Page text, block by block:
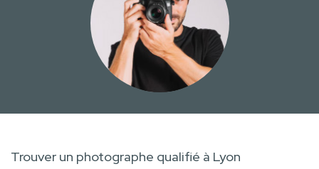
Trouver un photographe qualifié à Lyon